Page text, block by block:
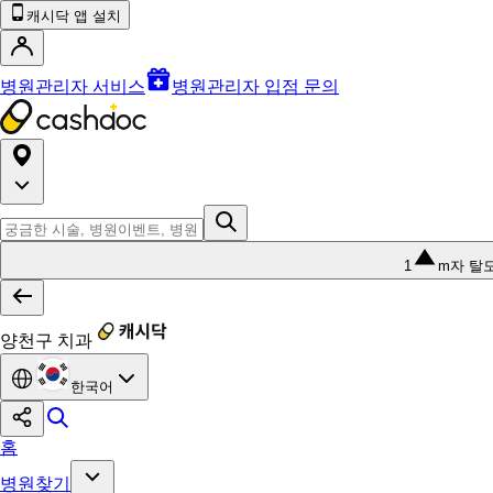
캐시닥 앱 설치
병원관리자 서비스 병원관리자 입점 문의
1 m자 탈
양천구 치과
한국어
홈
병원찾기